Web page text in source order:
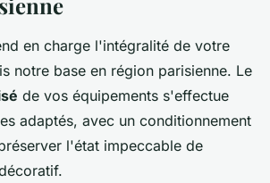
en charge l'intégralité de votre
notre base en région parisienne. Le
de vos équipements s'effectue
adaptés, avec un conditionnement
l'état impeccable de